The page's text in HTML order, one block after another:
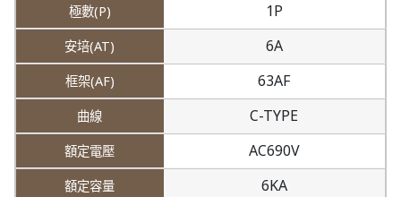
1P
6A
63AF
C-TYPE
AC690V
6KA